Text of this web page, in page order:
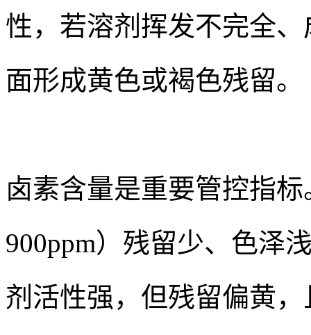
性，若溶剂挥发不完全
面形成黄色或褐色残留。
卤素含量是重要管控指
900ppm）残留少、色泽
剂活性强，但残留偏黄